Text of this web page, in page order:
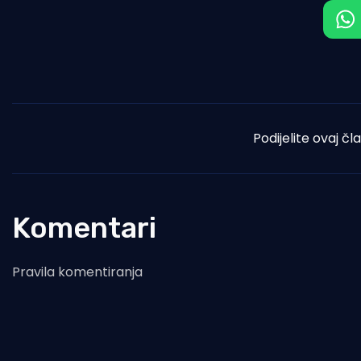
Podijelite ovaj
Komentari
Pravila komentiranja